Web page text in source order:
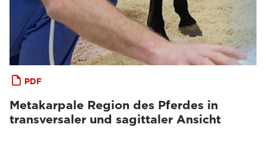
PDF
Metakarpale Region des Pferdes in
transversaler und sagittaler Ansicht